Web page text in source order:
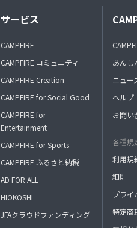
サービス
CAMPFIRE
CAMPFIRE コミュニティ
CAMPFIRE Creation
CAMPFIRE for Social Good
CAMPFIRE for
Entertainment
CAMPFIRE for Sports
CAMPFIRE ふるさと納税
AD FOR ALL
HIOKOSHI
JFAクラウドファンディング
あんし
ニュー
ヘルプ
お問い
各種規
利用規
細則
プライ
特定商